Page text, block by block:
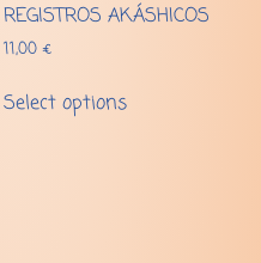
REGISTROS AKÁSHICOS
11,00€
Select options